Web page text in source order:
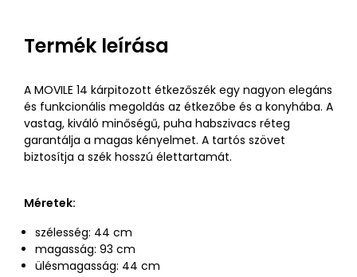
Termék leírása
A MOVILE 14 kárpitozott étkezőszék egy nagyon elegáns
és funkcionális megoldás az étkezőbe és a konyhába. A
vastag, kiváló minőségű, puha habszivacs réteg
garantálja a magas kényelmet. A tartós szövet
biztosítja a szék hosszú élettartamát.
Méretek:
szélesség: 44 cm
magasság: 93 cm
ülésmagasság: 44 cm